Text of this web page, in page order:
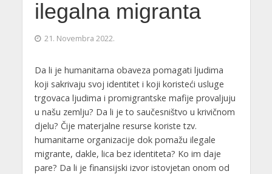
ilegalna migranta
21. Novembra 2022.
Da li je humanitarna obaveza pomagati ljudima
koji sakrivaju svoj identitet i koji koristeći usluge
trgovaca ljudima i promigrantske mafije provaljuju
u našu zemlju? Da li je to saučesništvo u krivičnom
djelu? Čije materjalne resurse koriste tzv.
humanitarne organizacije dok pomažu ilegale
migrante, dakle, lica bez identiteta? Ko im daje
pare? Da li je finansijski izvor istovjetan onom od